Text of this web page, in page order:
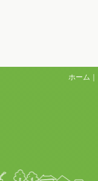
ホーム｜